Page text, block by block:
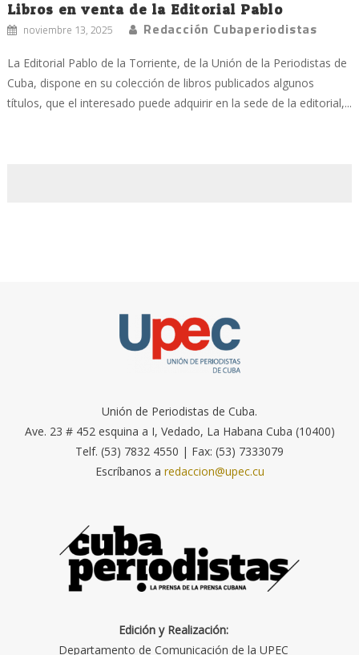
Libros en venta de la Editorial Pablo
noviembre 13, 2025 Redacción Cubaperiodistas
La Editorial Pablo de la Torriente, de la Unión de la Periodistas de
Cuba, dispone en su colección de libros publicados algunos
títulos, que el interesado puede adquirir en la sede de la editorial,...
Unión de Periodistas de Cuba.
Ave. 23 # 452 esquina a I, Vedado, La Habana Cuba (10400)
Telf. (53) 7832 4550 | Fax: (53) 7333079
Escríbanos a redaccion@upec.cu
Edición y Realización:
Departamento de Comunicación de la UPEC